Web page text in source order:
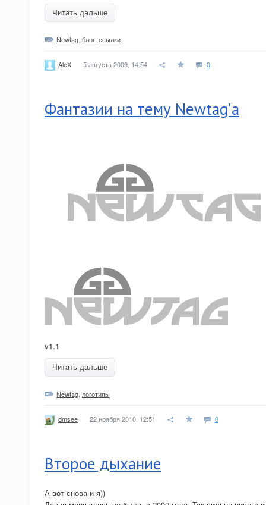
Читать дальше
Newtag блог ссылки
AleX 5 августа 2009, 14:54 0
Фантазии на тему Newtag'а
v1.1
Читать дальше
Newtag логотипы
dmsee 22 ноября 2010, 12:51 0
Второе дыхание
А вот снова и я))